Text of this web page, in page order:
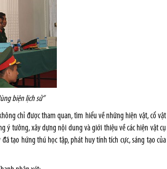
biện lịch sử”
chỉ được tham quan, tìm hiểu về những hiện vật, cổ vật
ý tưởng, xây dựng nội dung và giới thiệu về các hiện vật cụ
tạo hứng thú học tập, phát huy tính tích cực, sáng tạo của